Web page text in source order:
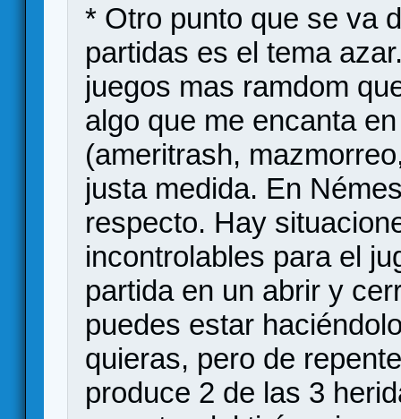
* Otro punto que se va
partidas es el tema
juegos mas ramdom
algo que me encanta
(ameritrash,
justa medida. En
respecto. Hay
incontrolables para el
partida en un abrir y
puedes estar
quieras, pero de
produce 2 de las 3